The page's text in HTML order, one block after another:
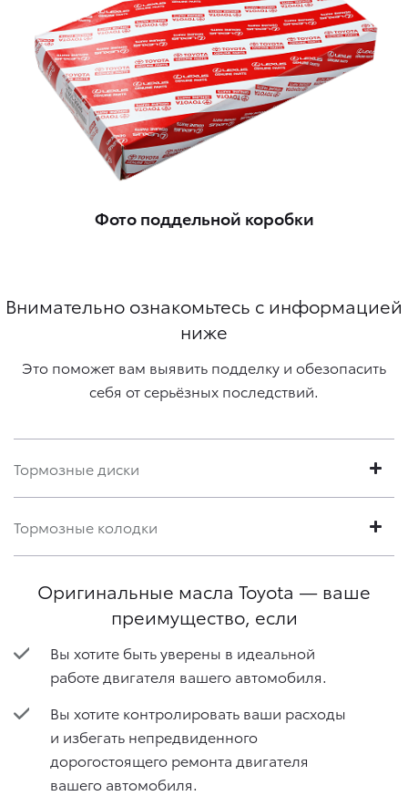
Фото поддельной коробки
Внимательно ознакомьтесь с информацией
ниже
Это поможет вам выявить подделку и обезопасить
себя от серьёзных последствий.
Тормозные диски
Тормозные колодки
Оригинальные масла Toyota — ваше
преимущество, если
Вы хотите быть уверены в идеальной
работе двигателя вашего автомобиля.
Вы хотите контролировать ваши расходы
и избегать непредвиденного
дорогостоящего ремонта двигателя
вашего автомобиля.